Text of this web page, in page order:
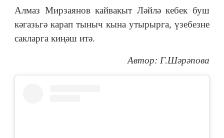
Алмаз Мирзаянов кайвакыт Ләйлә кебек буш
кәгазьгә карап тыныч кына утырырга, үзебезне
сакларга киңәш итә.
Автор: Г.Шәрәпова